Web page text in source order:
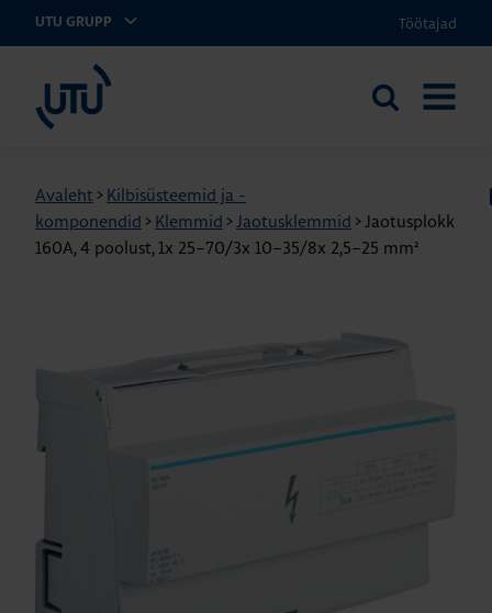
UTU GRUPP Töötajad
Otsi
Avaleht > Kilbisüsteemid ja -
komponendid > Klemmid >Jaotusklemmid >Jaotusplokk
160A, 4 poolust, 1x 25–70/3x 10–35/8x 2,5–25 mm²